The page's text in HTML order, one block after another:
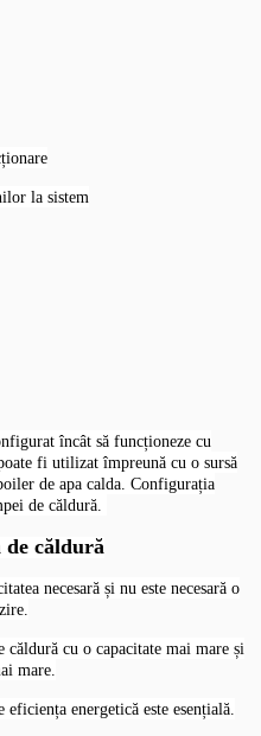
la sistem
încât să funcționeze cu
fi utilizat împreună cu o sursă
de apa calda. Configurația
de căldură.
căldură
necesară și nu este necesară o
căldură cu o capacitate mai mare și
mare.
energetică este esențială.